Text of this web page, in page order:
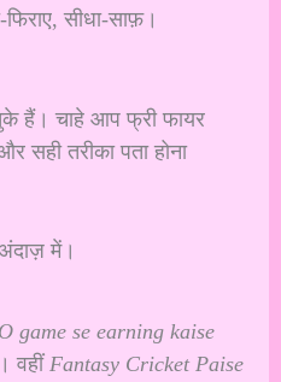
सीधा-साफ़।
हैं। चाहे आप फ्री फायर
तरीका पता होना
game se earning kaise
वहीं Fantasy Cricket Paise